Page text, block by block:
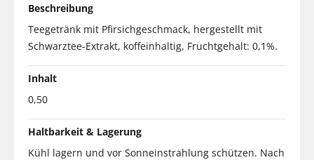
Beschreibung
Teegetränk mit Pfirsichgeschmack, hergestellt mit
Schwarztee-Extrakt, koffeinhaltig, Fruchtgehalt: 0,1%.
Inhalt
0,50
Haltbarkeit & Lagerung
Kühl lagern und vor Sonneinstrahlung schützen. Nach